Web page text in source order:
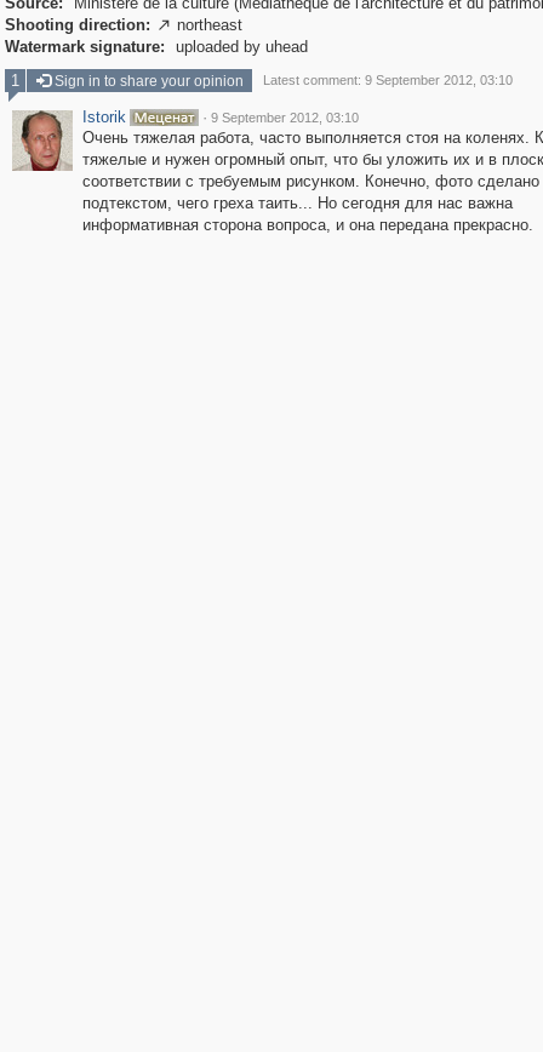
Shooting direction:  northeast
Watermark signature:
uploaded by uhead
1
Sign in to share your opinion Latest comment: 9 September 2012, 03:10
Istorik · 9 September 2012, 03:10
Очень тяжелая работа, часто выполняется стоя на коленях.
тяжелые и нужен огромный опыт, что бы уложить их и в
соответствии с требуемым рисунком. Конечно, фото сделано
подтекстом, чего греха таить... Но сегодня для нас важна
информативная сторона вопроса, и она передана прекрасно.